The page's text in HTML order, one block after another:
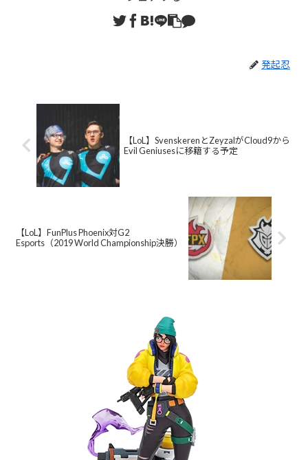
発起忍
【LoL】SvenskerenとZeyzalがCloud9から
Evil Geniusesに移籍する予定
【LoL】FunPlus Phoenix対G2
Esports（2019 World Championship決勝）